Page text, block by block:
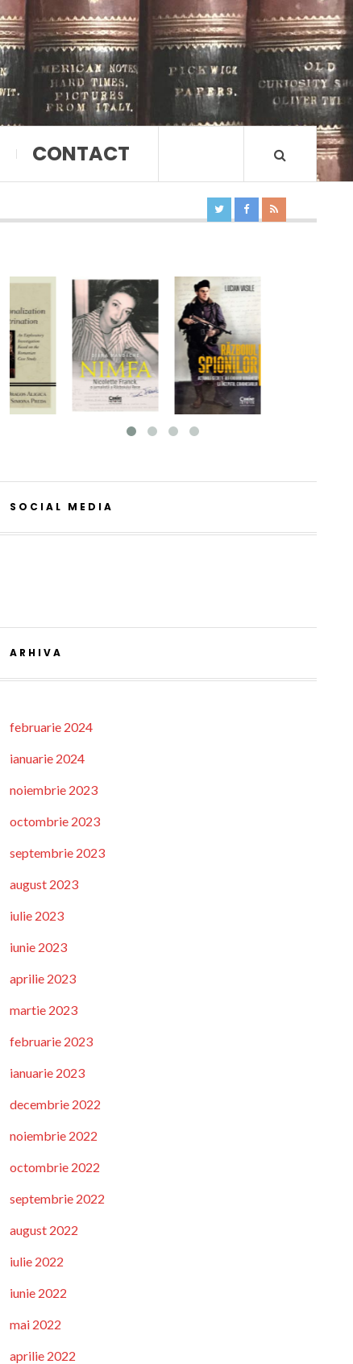
CONTACT
SOCIAL MEDIA
ARHIVA
februarie 2024
ianuarie 2024
noiembrie 2023
octombrie 2023
septembrie 2023
august 2023
iulie 2023
iunie 2023
aprilie 2023
martie 2023
februarie 2023
ianuarie 2023
decembrie 2022
noiembrie 2022
octombrie 2022
septembrie 2022
august 2022
iulie 2022
iunie 2022
mai 2022
aprilie 2022